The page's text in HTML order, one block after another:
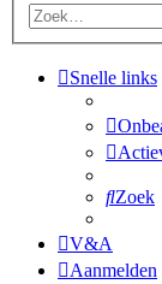
Snelle links
Zoek
V&A
Aanmelden